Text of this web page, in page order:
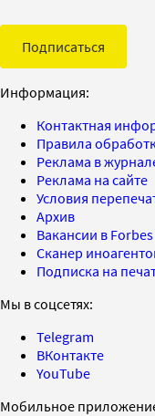
Подписаться
Информация:
Контактная
Правила
Реклама в
Реклама на сайте
Условия
Архив
Вакансии в
Сканер
Подписка на
Мы в соцсетях:
Telegram
ВКонтакте
YouTube
Мобильное